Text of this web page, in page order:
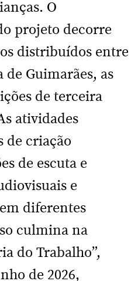
O
projeto decorre
distribuídos entre
de Guimarães, as
de terceira
atividades
de criação
de escuta e
e
diferentes
culmina na
do Trabalho”,
de 2026,